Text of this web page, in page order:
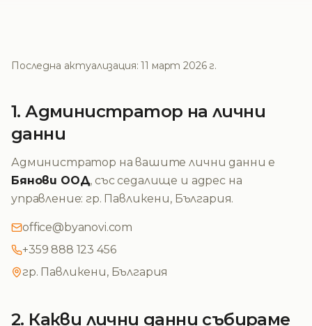
Последна актуализация: 11 март 2026 г.
1. Администратор на лични
данни
Администратор на вашите лични данни е
Бянови ООД, със седалище и адрес на
управление: гр. Павликени, България.
office@byanovi.com
+359 888 123 456
гр. Павликени, България
2. Какви лични данни събираме